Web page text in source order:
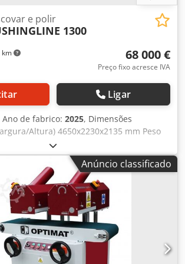
km
e polir
1300
68 000 €
Preço fixo acresce IVA
Ligar
Ano de fabrico: 2025, Dimensões
Altura) 4650x2230x2135 mm Peso
total requerida 19,8 kW Máquina de
1300 - Largura útil de trabalho:
de trabalho: 3-120 mm -
de trabalho: 460 mm - Potência
400V / 50Hz - Velocidade de
min - Pressão de ar de trabalho: 0,6 MPa
comprimido: 0,1 m³/h - Capacidade de
15.000 m³/h - Dimensões totais:
mm Dedpfx Aijvz Epus Tjck - Peso
1. Unidade de lixamento - Duas
Anúncio classificado